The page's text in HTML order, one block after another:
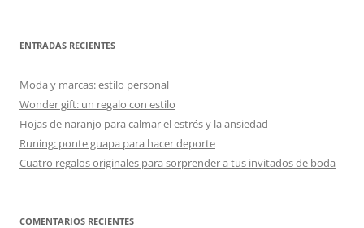
ENTRADAS RECIENTES
Moda y marcas: estilo personal
Wonder gift: un regalo con estilo
Hojas de naranjo para calmar el estrés y la ansiedad
Runing: ponte guapa para hacer deporte
Cuatro regalos originales para sorprender a tus invitados de boda
COMENTARIOS RECIENTES